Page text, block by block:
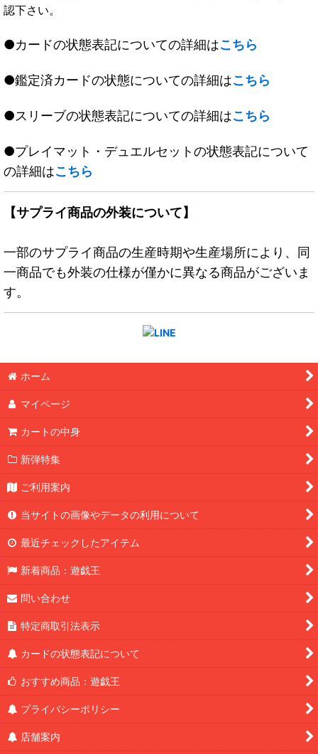
認下さい。
●カードの状態表記についての詳細はこちら
●鑑定済カードの状態についての詳細はこちら
●スリーブの状態表記についての詳細はこちら
●プレイマット・デュエルセットの状態表記について
の詳細はこちら
【サプライ商品の外装について】
一部のサプライ商品の生産時期や生産場所により、同
一商品でも外装の仕様が僅かに異なる商品がございま
す。
ホーム
マイページ
カートの中身
新弾特集
ご利用案内
当サイトの画像やデータの利用について
最近チェックしたアイテム
新着商品：遊戯王
問い合わせ
特定商取引法表示
カードの状態表記について
おすすめ商品：遊戯王
プライバシーポリシー
店舗案内